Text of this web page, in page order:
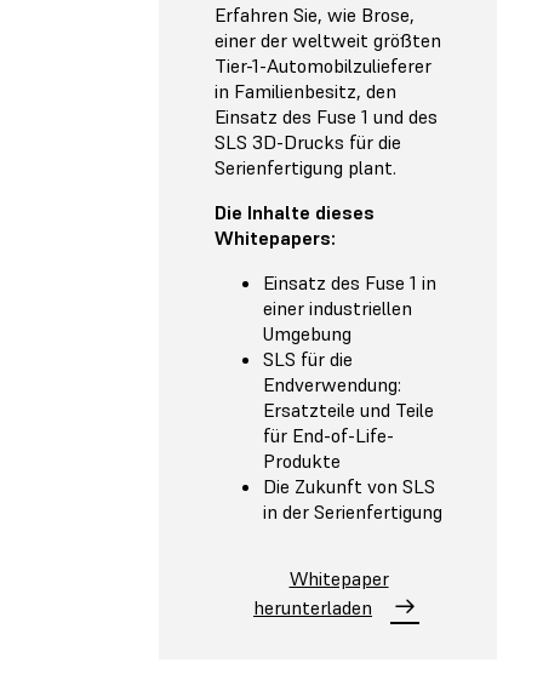
Erfahren Sie, wie Brose,
einer der weltweit größten
Tier-1-Automobilzulieferer
in Familienbesitz, den
Einsatz des Fuse 1 und des
SLS 3D-Drucks für die
Serienfertigung plant.
Die Inhalte dieses
Whitepapers:
Einsatz des Fuse 1 in
einer industriellen
Umgebung
SLS für die
Endverwendung:
Ersatzteile und Teile
für End-of-Life-
Produkte
Die Zukunft von SLS
in der Serienfertigung
Whitepaper
herunterladen